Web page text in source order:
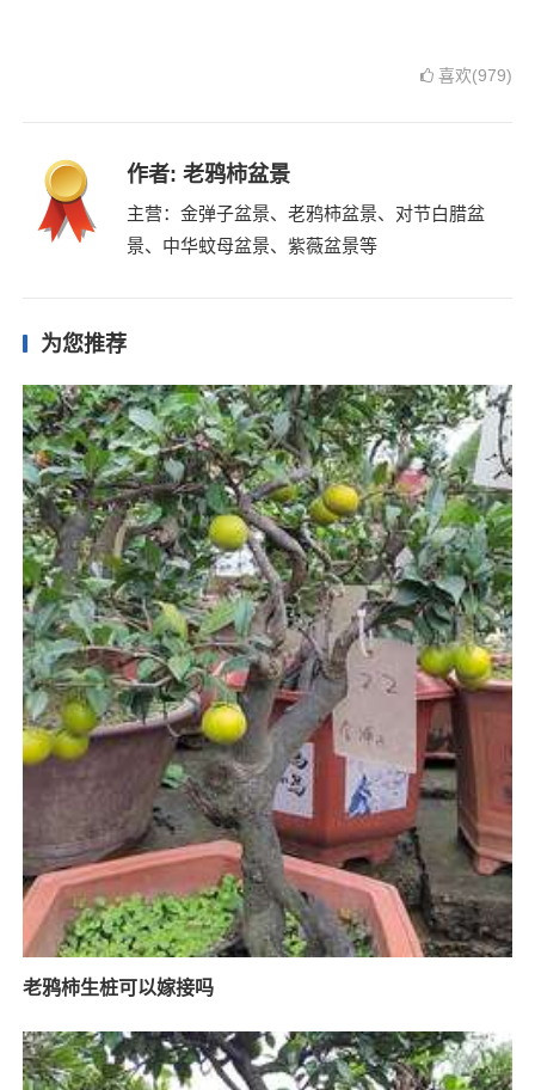
喜欢(979)
作者: 老鸦柿盆景
主营：金弹子盆景、老鸦柿盆景、对节白腊盆
景、中华蚊母盆景、紫薇盆景等
为您推荐
老鸦柿生桩可以嫁接吗